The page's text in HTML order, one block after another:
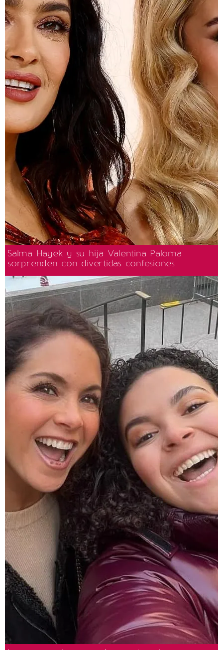
Salma Hayek y su hija Valentina Paloma
sorprenden con divertidas confesiones